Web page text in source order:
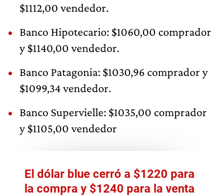
$1112,00 vendedor.
Banco Hipotecario: $1060,00 comprador
y $1140,00 vendedor.
Banco Patagonia: $1030,96 comprador y
$1099,34 vendedor.
Banco Supervielle: $1035,00 comprador
y $1105,00 vendedor
El dólar blue cerró a $1220 para
la compra y $1240 para la venta